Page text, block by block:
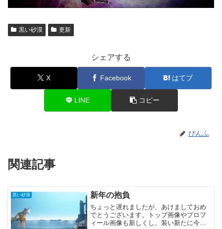
黒い砂漠 更新
シェアする
X Facebook はてブ
LINE コピー
ぴんふ
関連記事
黒い砂漠 新年の抱負
ちょっと遅れましたが、あけましておめ
でとうございます。トップ画像やプロフ
ィール画像も新しくし、装い新たに今年